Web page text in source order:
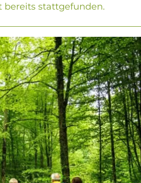
bereits stattgefunden.